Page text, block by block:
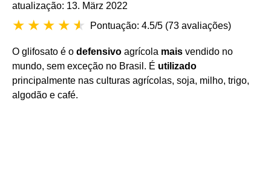
atualização: 13. März 2022
Pontuação: 4.5/5 (73 avaliações)
O glifosato é o defensivo agrícola mais vendido no
mundo, sem exceção no Brasil. É utilizado
principalmente nas culturas agrícolas, soja, milho, trigo,
algodão e café.